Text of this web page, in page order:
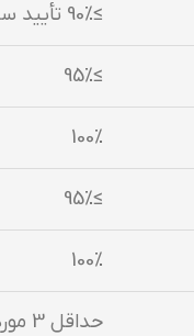
≥90٪ تأیید سرممیز
≥95٪
100٪
≥95٪
100٪
حداقل 3 مورد در هر ممیزی